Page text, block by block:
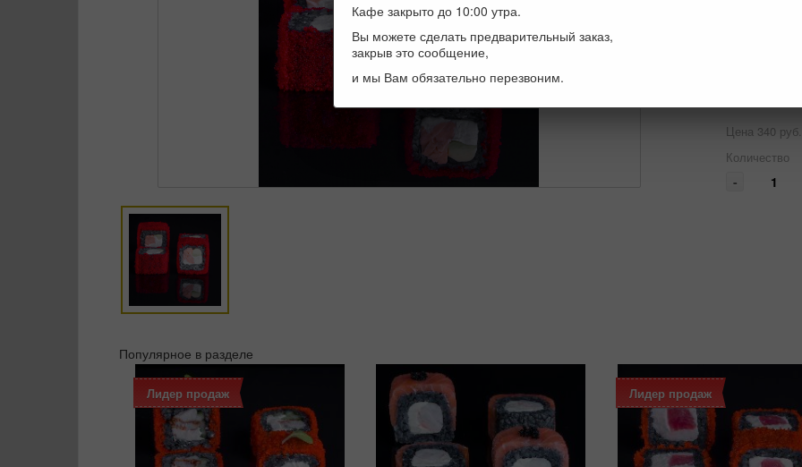
Цена 340
Количество
-
Популярное в разделе
Лидер продаж Лидер продаж
Кафе закрыто до 10:00 утра.
Вы можете сделать предварительный заказ,
закрыв это сообщение,
и мы Вам обязательно перезвоним.